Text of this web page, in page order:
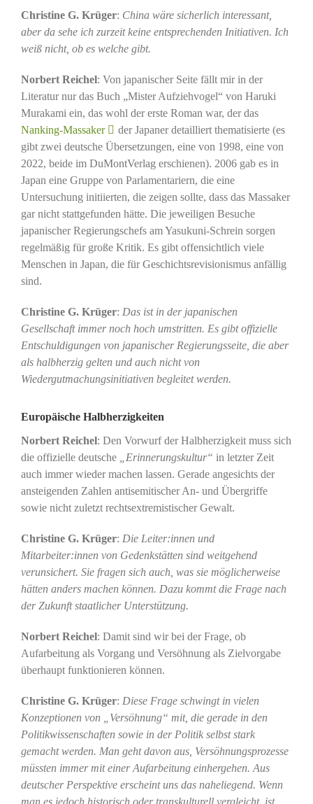
Christine G. Krüger: China wäre sicherlich interessant,
aber da sehe ich zurzeit keine entsprechenden Initiativen. Ich
weiß nicht, ob es welche gibt.
Norbert Reichel: Von japanischer Seite fällt mir in der
Literatur nur das Buch „Mister Aufziehvogel“ von Haruki
Murakami ein, das wohl der erste Roman war, der das
Nanking-Massaker
der Japaner detailliert thematisierte (es
gibt zwei deutsche Übersetzungen, eine von 1998, eine von
2022, beide im DuMontVerlag erschienen). 2006 gab es in
Japan eine Gruppe von Parlamentariern, die eine
Untersuchung initiierten, die zeigen sollte, dass das Massaker
gar nicht stattgefunden hätte. Die jeweiligen Besuche
japanischer Regierungschefs am Yasukuni-Schrein sorgen
regelmäßig für große Kritik. Es gibt offensichtlich viele
Menschen in Japan, die für Geschichtsrevisionismus anfällig
sind.
Christine G. Krüger: Das ist in der japanischen
Gesellschaft immer noch hoch umstritten. Es gibt offizielle
Entschuldigungen von japanischer Regierungsseite, die aber
als halbherzig gelten und auch nicht von
Wiedergutmachungsinitiativen begleitet werden.
Europäische Halbherzigkeiten
Norbert Reichel: Den Vorwurf der Halbherzigkeit muss sich
die offizielle deutsche
„Erinnerungskultur“ in letzter Zeit
auch immer wieder machen lassen. Gerade angesichts der
ansteigenden Zahlen antisemitischer An- und Übergriffe
sowie nicht zuletzt rechtsextremistischer Gewalt.
Christine G. Krüger: Die Leiter:innen und
Mitarbeiter:innen von Gedenkstätten sind weitgehend
verunsichert. Sie fragen sich auch, was sie möglicherweise
hätten anders machen können. Dazu kommt die Frage nach
der Zukunft staatlicher Unterstützung.
Norbert Reichel: Damit sind wir bei der Frage, ob
Aufarbeitung als Vorgang und Versöhnung als Zielvorgabe
überhaupt funktionieren können.
Christine G. Krüger: Diese Frage schwingt in vielen
Konzeptionen von „Versöhnung“ mit, die gerade in den
Politikwissenschaften sowie in der Politik selbst stark
gemacht werden. Man geht davon aus, Versöhnungsprozesse
müssten immer mit einer Aufarbeitung einhergehen. Aus
deutscher Perspektive erscheint uns das naheliegend. Wenn